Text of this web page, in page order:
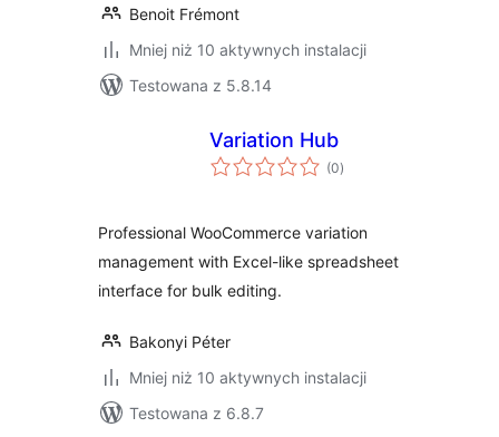
Benoit Frémont
Mniej niż 10 aktywnych instalacji
Testowana z 5.8.14
Variation Hub
(0wszystkich
ocen
)
Professional WooCommerce variation
management with Excel-like spreadsheet
interface for bulk editing.
Bakonyi Péter
Mniej niż 10 aktywnych instalacji
Testowana z 6.8.7